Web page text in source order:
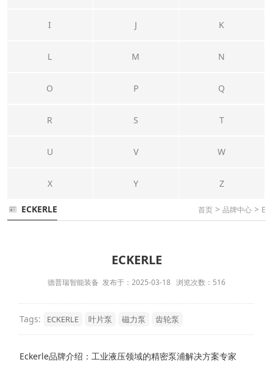
I J K
L M N
O P Q
R S T
U V W
X Y Z
ECKERLE 首页 > 品牌中心 > E
ECKERLE
德普瑞智能装备 发布于：2025-03-18 浏览次数：516
Tags: ECKERLE 叶片泵 磁力泵 齿轮泵
Eckerle品牌介绍：工业液压领域的精密泵浦解决方案专家